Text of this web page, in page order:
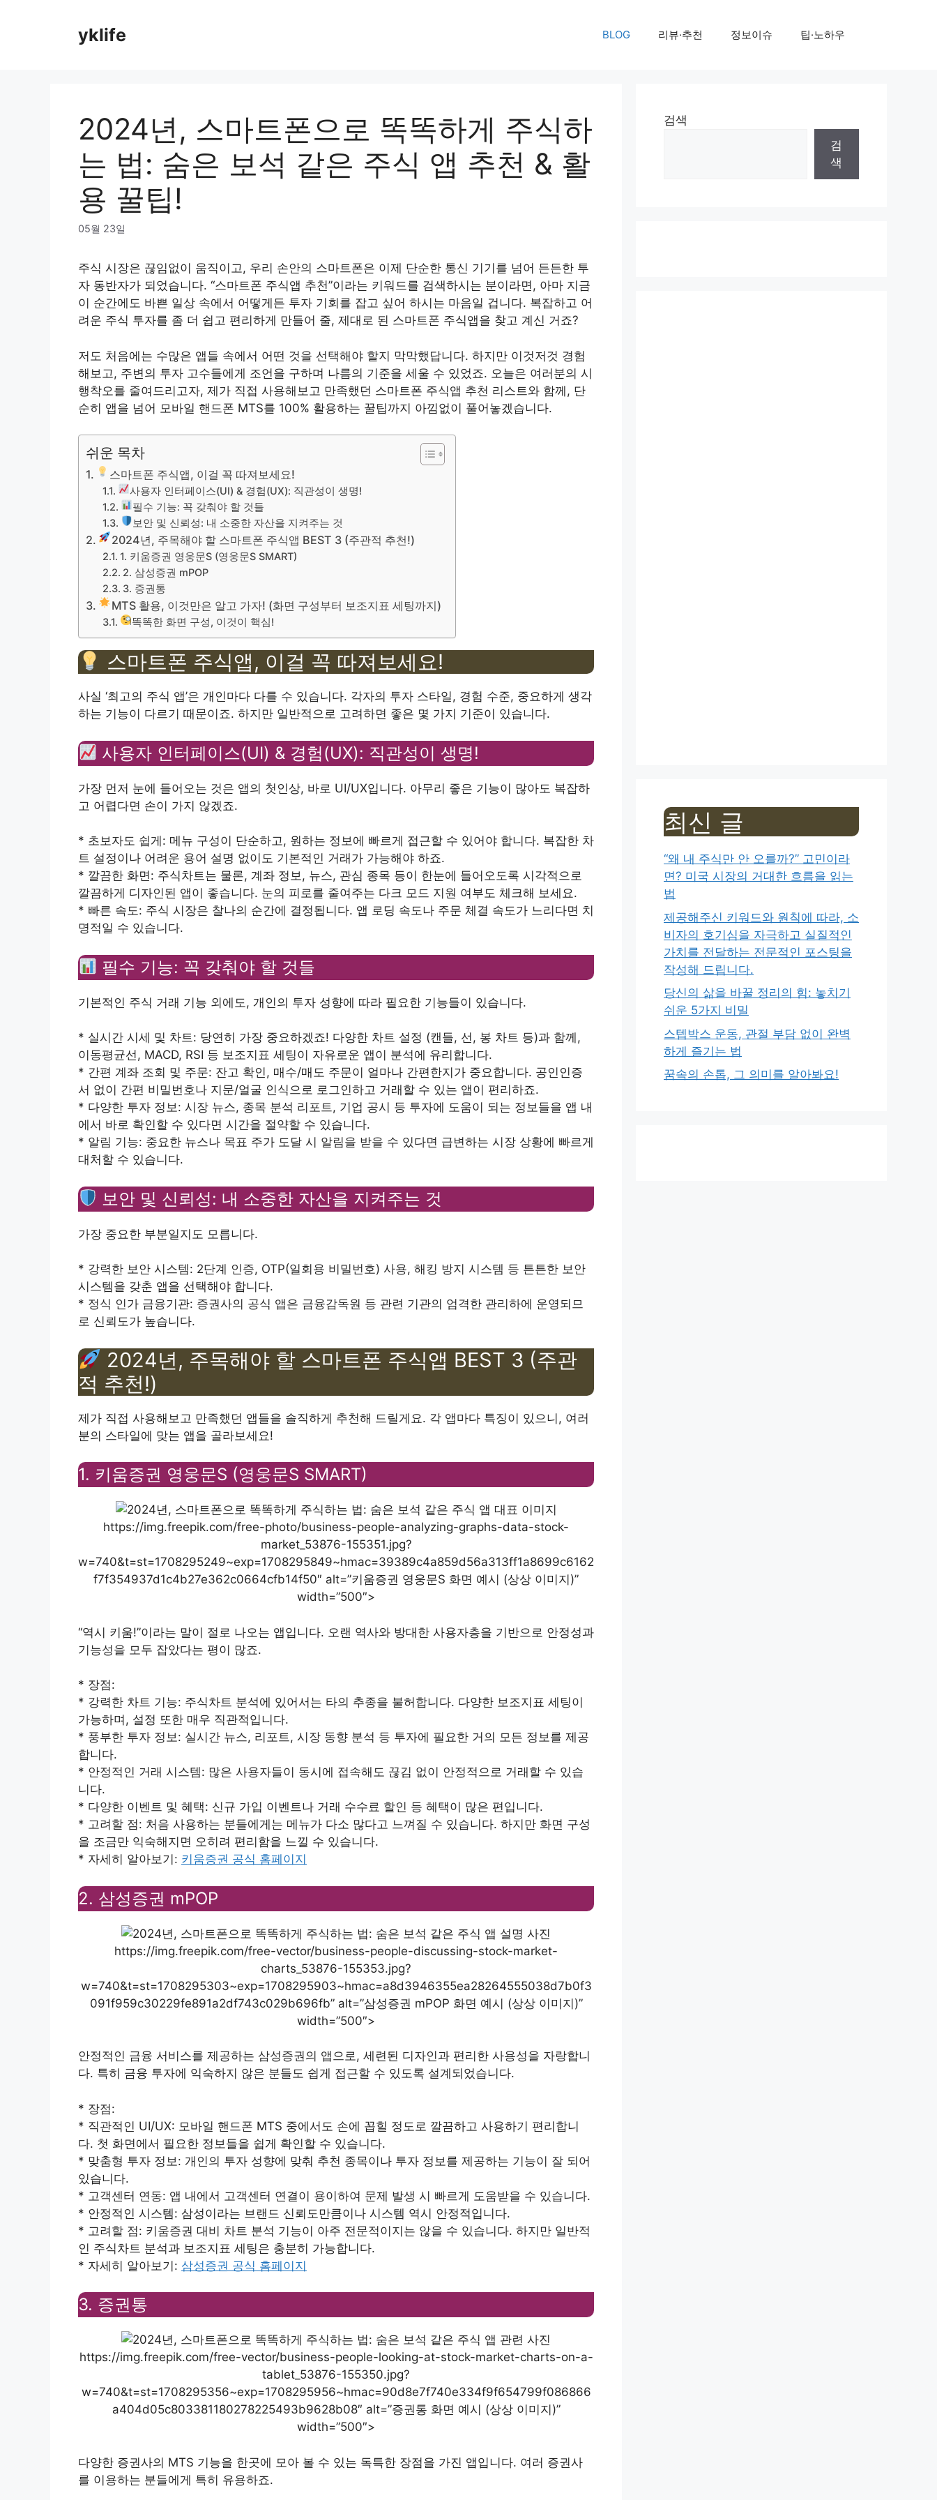
yklife BLOG 리뷰·추천 정보이슈 팁·노하우
2024년, 스마트폰으로 똑똑하게 주식하
는 법: 숨은 보석 같은 주식 앱 추천 & 활
용 꿀팁!
05월 23일
주식 시장은 끊임없이 움직이고, 우리 손안의 스마트폰은 이제 단순한 통신 기기를 넘어 든든한 투
자 동반자가 되었습니다. “스마트폰 주식앱 추천”이라는 키워드를 검색하시는 분이라면, 아마 지금
이 순간에도 바쁜 일상 속에서 어떻게든 투자 기회를 잡고 싶어 하시는 마음일 겁니다. 복잡하고 어
려운 주식 투자를 좀 더 쉽고 편리하게 만들어 줄, 제대로 된 스마트폰 주식앱을 찾고 계신 거죠?
저도 처음에는 수많은 앱들 속에서 어떤 것을 선택해야 할지 막막했답니다. 하지만 이것저것 경험
해보고, 주변의 투자 고수들에게 조언을 구하며 나름의 기준을 세울 수 있었죠. 오늘은 여러분의 시
행착오를 줄여드리고자, 제가 직접 사용해보고 만족했던 스마트폰 주식앱 추천 리스트와 함께, 단
순히 앱을 넘어 모바일 핸드폰 MTS를 100% 활용하는 꿀팁까지 아낌없이 풀어놓겠습니다.
쉬운 목차
스마트폰 주식앱, 이걸 꼭 따져보세요!
사용자 인터페이스(UI) & 경험(UX): 직관성이 생명!
필수 기능: 꼭 갖춰야 할 것들
보안 및 신뢰성: 내 소중한 자산을 지켜주는 것
2024년, 주목해야 할 스마트폰 주식앱 BEST 3 (주관적 추천!)
1. 키움증권 영웅문S (영웅문S SMART)
2. 삼성증권 mPOP
3. 증권통
MTS 활용, 이것만은 알고 가자! (화면 구성부터 보조지표 세팅까지)
똑똑한 화면 구성, 이것이 핵심!
스마트폰 주식앱, 이걸 꼭 따져보세요!
사실 ‘최고의 주식 앱’은 개인마다 다를 수 있습니다. 각자의 투자 스타일, 경험 수준, 중요하게 생각
하는 기능이 다르기 때문이죠. 하지만 일반적으로 고려하면 좋은 몇 가지 기준이 있습니다.
사용자 인터페이스(UI) & 경험(UX): 직관성이 생명!
가장 먼저 눈에 들어오는 것은 앱의 첫인상, 바로 UI/UX입니다. 아무리 좋은 기능이 많아도 복잡하
고 어렵다면 손이 가지 않겠죠.
* 초보자도 쉽게: 메뉴 구성이 단순하고, 원하는 정보에 빠르게 접근할 수 있어야 합니다. 복잡한 차
트 설정이나 어려운 용어 설명 없이도 기본적인 거래가 가능해야 하죠.
* 깔끔한 화면: 주식차트는 물론, 계좌 정보, 뉴스, 관심 종목 등이 한눈에 들어오도록 시각적으로
깔끔하게 디자인된 앱이 좋습니다. 눈의 피로를 줄여주는 다크 모드 지원 여부도 체크해 보세요.
* 빠른 속도: 주식 시장은 찰나의 순간에 결정됩니다. 앱 로딩 속도나 주문 체결 속도가 느리다면 치
명적일 수 있습니다.
필수 기능: 꼭 갖춰야 할 것들
기본적인 주식 거래 기능 외에도, 개인의 투자 성향에 따라 필요한 기능들이 있습니다.
* 실시간 시세 및 차트: 당연히 가장 중요하겠죠! 다양한 차트 설정 (캔들, 선, 봉 차트 등)과 함께,
이동평균선, MACD, RSI 등 보조지표 세팅이 자유로운 앱이 분석에 유리합니다.
* 간편 계좌 조회 및 주문: 잔고 확인, 매수/매도 주문이 얼마나 간편한지가 중요합니다. 공인인증
서 없이 간편 비밀번호나 지문/얼굴 인식으로 로그인하고 거래할 수 있는 앱이 편리하죠.
* 다양한 투자 정보: 시장 뉴스, 종목 분석 리포트, 기업 공시 등 투자에 도움이 되는 정보들을 앱 내
에서 바로 확인할 수 있다면 시간을 절약할 수 있습니다.
* 알림 기능: 중요한 뉴스나 목표 주가 도달 시 알림을 받을 수 있다면 급변하는 시장 상황에 빠르게
대처할 수 있습니다.
보안 및 신뢰성: 내 소중한 자산을 지켜주는 것
가장 중요한 부분일지도 모릅니다.
* 강력한 보안 시스템: 2단계 인증, OTP(일회용 비밀번호) 사용, 해킹 방지 시스템 등 튼튼한 보안
시스템을 갖춘 앱을 선택해야 합니다.
* 정식 인가 금융기관: 증권사의 공식 앱은 금융감독원 등 관련 기관의 엄격한 관리하에 운영되므
로 신뢰도가 높습니다.
2024년, 주목해야 할 스마트폰 주식앱 BEST 3 (주관
적 추천!)
제가 직접 사용해보고 만족했던 앱들을 솔직하게 추천해 드릴게요. 각 앱마다 특징이 있으니, 여러
분의 스타일에 맞는 앱을 골라보세요!
1. 키움증권 영웅문S (영웅문S SMART)
https://img.freepik.com/free-photo/business-people-analyzing-graphs-data-stock-
market_53876-155351.jpg?
w=740&t=st=1708295249~exp=1708295849~hmac=39389c4a859d56a313ff1a8699c6162
f7f354937d1c4b27e362c0664cfb14f50″ alt=”키움증권 영웅문S 화면 예시 (상상 이미지)”
width=”500″>
“역시 키움!”이라는 말이 절로 나오는 앱입니다. 오랜 역사와 방대한 사용자층을 기반으로 안정성과
기능성을 모두 잡았다는 평이 많죠.
* 장점:
* 강력한 차트 기능: 주식차트 분석에 있어서는 타의 추종을 불허합니다. 다양한 보조지표 세팅이
가능하며, 설정 또한 매우 직관적입니다.
* 풍부한 투자 정보: 실시간 뉴스, 리포트, 시장 동향 분석 등 투자에 필요한 거의 모든 정보를 제공
합니다.
* 안정적인 거래 시스템: 많은 사용자들이 동시에 접속해도 끊김 없이 안정적으로 거래할 수 있습
니다.
* 다양한 이벤트 및 혜택: 신규 가입 이벤트나 거래 수수료 할인 등 혜택이 많은 편입니다.
* 고려할 점: 처음 사용하는 분들에게는 메뉴가 다소 많다고 느껴질 수 있습니다. 하지만 화면 구성
을 조금만 익숙해지면 오히려 편리함을 느낄 수 있습니다.
* 자세히 알아보기: 키움증권 공식 홈페이지
2. 삼성증권 mPOP
https://img.freepik.com/free-vector/business-people-discussing-stock-market-
charts_53876-155353.jpg?
w=740&t=st=1708295303~exp=1708295903~hmac=a8d3946355ea28264555038d7b0f3
091f959c30229fe891a2df743c029b696fb” alt=”삼성증권 mPOP 화면 예시 (상상 이미지)”
width=”500″>
안정적인 금융 서비스를 제공하는 삼성증권의 앱으로, 세련된 디자인과 편리한 사용성을 자랑합니
다. 특히 금융 투자에 익숙하지 않은 분들도 쉽게 접근할 수 있도록 설계되었습니다.
* 장점:
* 직관적인 UI/UX: 모바일 핸드폰 MTS 중에서도 손에 꼽힐 정도로 깔끔하고 사용하기 편리합니
다. 첫 화면에서 필요한 정보들을 쉽게 확인할 수 있습니다.
* 맞춤형 투자 정보: 개인의 투자 성향에 맞춰 추천 종목이나 투자 정보를 제공하는 기능이 잘 되어
있습니다.
* 고객센터 연동: 앱 내에서 고객센터 연결이 용이하여 문제 발생 시 빠르게 도움받을 수 있습니다.
* 안정적인 시스템: 삼성이라는 브랜드 신뢰도만큼이나 시스템 역시 안정적입니다.
* 고려할 점: 키움증권 대비 차트 분석 기능이 아주 전문적이지는 않을 수 있습니다. 하지만 일반적
인 주식차트 분석과 보조지표 세팅은 충분히 가능합니다.
* 자세히 알아보기: 삼성증권 공식 홈페이지
3. 증권통
https://img.freepik.com/free-vector/business-people-looking-at-stock-market-charts-on-a-
tablet_53876-155350.jpg?
w=740&t=st=1708295356~exp=1708295956~hmac=90d8e7f740e334f9f654799f086866
a404d05c803381180278225493b9628b08″ alt=”증권통 화면 예시 (상상 이미지)”
width=”500″>
다양한 증권사의 MTS 기능을 한곳에 모아 볼 수 있는 독특한 장점을 가진 앱입니다. 여러 증권사
를 이용하는 분들에게 특히 유용하죠.
검색
검
색
최신 글
“왜 내 주식만 안 오를까?” 고민이라
면? 미국 시장의 거대한 흐름을 읽는
법
제공해주신 키워드와 원칙에 따라, 소
비자의 호기심을 자극하고 실질적인
가치를 전달하는 전문적인 포스팅을
작성해 드립니다.
당신의 삶을 바꿀 정리의 힘: 놓치기
쉬운 5가지 비밀
스텝박스 운동, 관절 부담 없이 완벽
하게 즐기는 법
꿈속의 손톱, 그 의미를 알아봐요!